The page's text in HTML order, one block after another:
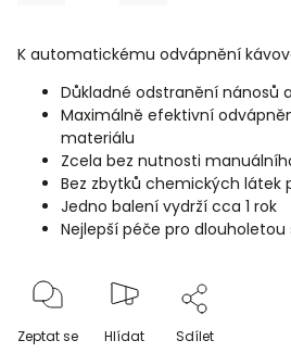
K automatickému odvápnění
Důkladné odstranění nánosů
Maximálně efektivní
materiálu
Zcela bez nutnosti
Bez zbytků chemických látek
Jedno balení vydrží cca 1 rok
Nejlepší péče pro dlouholetou
Zeptat se Hlídat Sdílet